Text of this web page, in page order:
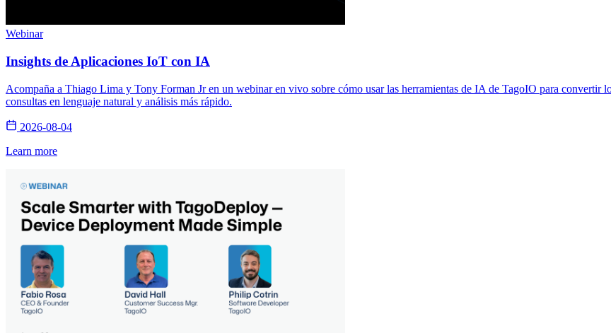
Webinar
Insights de Aplicaciones IoT con IA
Acompaña a Thiago Lima y Tony Forman Jr en un webinar en vivo sobre cómo usar las herramientas de IA de TagoIO para convertir
consultas en lenguaje natural y análisis más rápido.
2026-08-04
Learn more